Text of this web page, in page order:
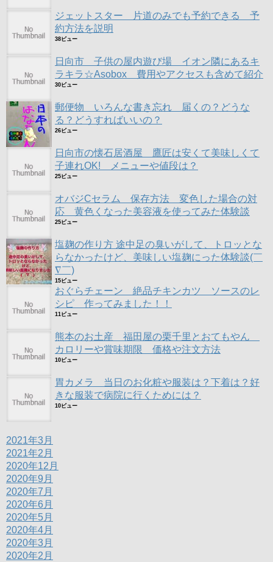
ジェットスター 片道のみでも予約できる 予
約方法を説明
38ビュー
日向市 子供の屋内遊び場 イオン隣にあるキ
ラキラ☆Asobox 費用やアクセスも含めて紹介
30ビュー
郵便物 いろんな書き忘れ 届くの？どうな
る？どうすればいいの？
26ビュー
日向市の懐石居酒屋 鷹匠は安くて美味しくて
子連れOK! メニューや値段は？
25ビュー
オバジCセラム 保存方法 変色した場合の対
応 黄色くなった美容液を使ってみた体験談
25ビュー
塩麹の作り方 途中足の臭いがして、トロッとな
らなかったけど、美味しい塩麹にった体験談(￣
∇￣)
15ビュー
おぐらチェーン 絶品チキンカツ ソースのレ
シピ 作ってみました！！
11ビュー
熊本のお土産 福田屋の栗千里とおてもやん
カロリーや賞味期限 価格や注文方法
10ビュー
胃カメラ 当日のお化粧や服装は？下着は？好
きな服装で病院に行くためには？
10ビュー
2021年3月
2021年2月
2020年12月
2020年9月
2020年7月
2020年6月
2020年5月
2020年4月
2020年3月
2020年2月